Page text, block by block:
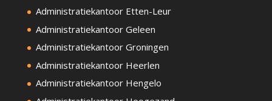
Administratiekantoor Etten-Leur
Administratiekantoor Geleen
Administratiekantoor Groningen
Administratiekantoor Heerlen
Administratiekantoor Hengelo